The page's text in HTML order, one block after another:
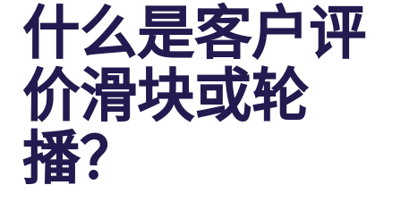
什么是客户评
价滑块或轮
播？